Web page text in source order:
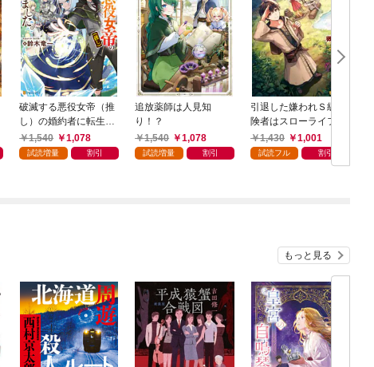
破滅する悪役女帝（推
し）の婚約者に転生し
ました。
1,540 1,078
試読増量 割引
追放薬師は人見知
り！？
1,540
1,078
試読増量 割引
引退した嫌われＳ級冒
険者はスローライフに
浸りたいのに！ 気が
付いたら辺境が世界最
強の村になっていまし
1,430 1,001
試読フル 割引
もっと見る